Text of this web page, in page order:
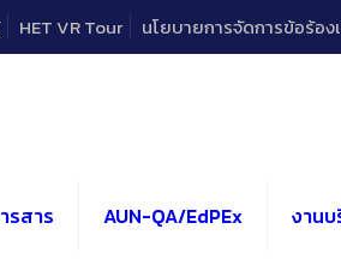
HET VR Tour นโยบายการจัดการข้อร้อง
รสาร AUN-QA/EdPEx งาน